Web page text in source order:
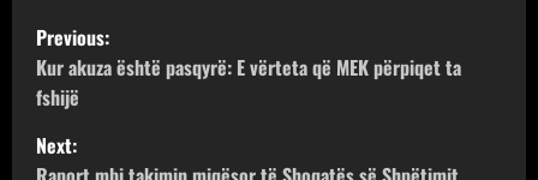
P
o
s
Previous:
Kur akuza është pasqyrë: E vërteta që MEK përpiqet ta
fshijë
Next: